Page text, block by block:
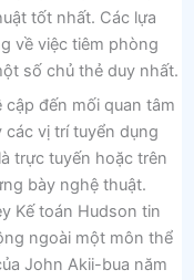
tốt nhất. Các lựa
về việc tiêm phòng
số chủ thẻ duy nhất.
đến mối quan tâm
các vị trí tuyển dụng
trực tuyến hoặc trên
bày nghệ thuật.
Kế toán Hudson tin
ngoài một môn thể
John Akii-bua năm